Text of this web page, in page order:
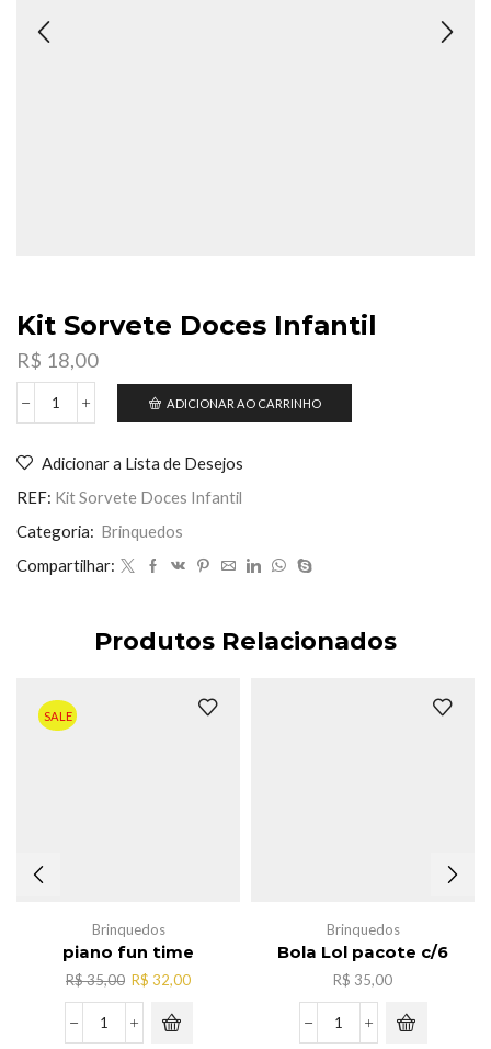
Kit Sorvete Doces Infantil
R$ 18,00
Kit
Infantil
quantidade
ADICIONAR AO CARRINHO
Adicionar a Lista de Desejos
REF: Kit Sorvete Doces Infantil
Categoria: Brinquedos
Compartilhar:
Produtos Relacionados
SALE
Brinquedos
piano fun time
R$35,00 O
preço
original
era:
R$ 32,00O
piano
Brinquedos
Bola Lol pacote c/6
R$ 35,00
Bola